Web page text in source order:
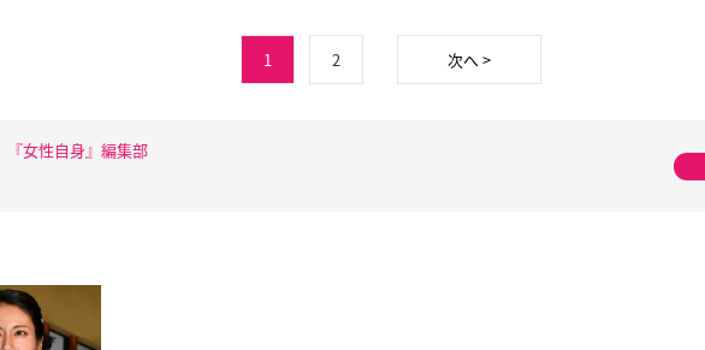
1 2 次へ >
『女性自身』編集部